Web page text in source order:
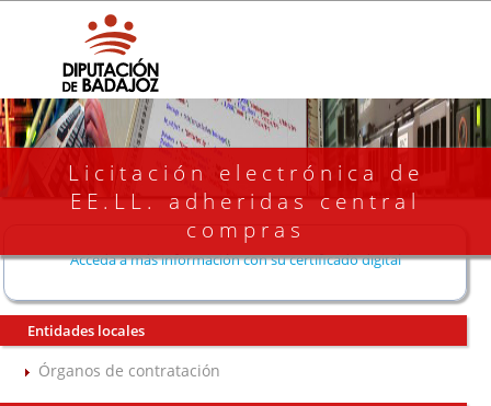
Licitación electrónica de
EE.LL. adheridas central
compras
Acceda a más información con su certificado digital
Entidades locales
Órganos de contratación